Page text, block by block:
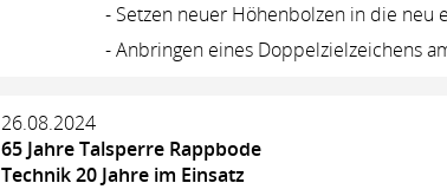
- Setzen neuer Höhenbolzen in die neu
- Anbringen eines Doppelzielzeichens am
26.08.2024
65 Jahre Talsperre Rappbode
Technik 20 Jahre im Einsatz